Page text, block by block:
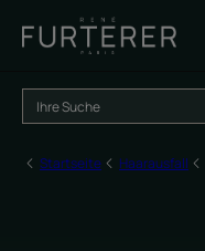
Startseite Haarausfall